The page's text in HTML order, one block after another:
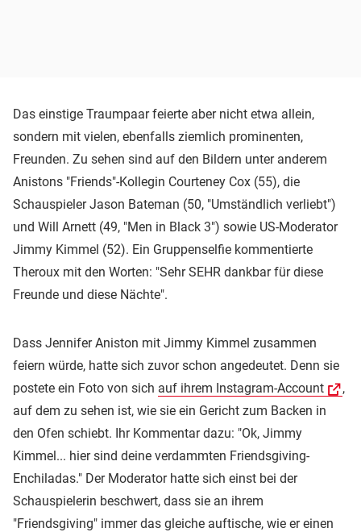
Das einstige Traumpaar feierte aber nicht etwa allein,
sondern mit vielen, ebenfalls ziemlich prominenten,
Freunden. Zu sehen sind auf den Bildern unter anderem
Anistons "Friends"-Kollegin Courteney Cox (55), die
Schauspieler Jason Bateman (50, "Umständlich verliebt")
und Will Arnett (49, "Men in Black 3") sowie US-Moderator
Jimmy Kimmel (52). Ein Gruppenselfie kommentierte
Theroux mit den Worten: "Sehr SEHR dankbar für diese
Freunde und diese Nächte".
Dass Jennifer Aniston mit Jimmy Kimmel zusammen
feiern würde, hatte sich zuvor schon angedeutet. Denn sie
postete ein Foto von sich auf ihrem Instagram-Account
,
auf dem zu sehen ist, wie sie ein Gericht zum Backen in
den Ofen schiebt. Ihr Kommentar dazu: "Ok, Jimmy
Kimmel... hier sind deine verdammten Friendsgiving-
Enchiladas." Der Moderator hatte sich einst bei der
Schauspielerin beschwert, dass sie an ihrem
"Friendsgiving" immer das gleiche auftische, wie er einen